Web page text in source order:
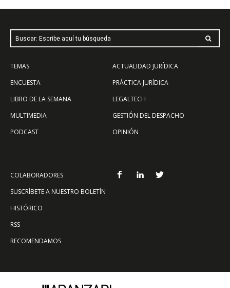
Buscar: Escribe aquí tu búsqueda
TEMAS
ENCUESTA
LIBRO DE LA SEMANA
MULTIMEDIA
PODCAST
ACTUALIDAD JURÍDICA
PRÁCTICA JURÍDICA
LEGALTECH
GESTIÓN DEL DESPACHO
OPINIÓN
COLABORADORES
SUSCRÍBETE A NUESTRO BOLETÍN
HISTÓRICO
RSS
RECOMENDAMOS